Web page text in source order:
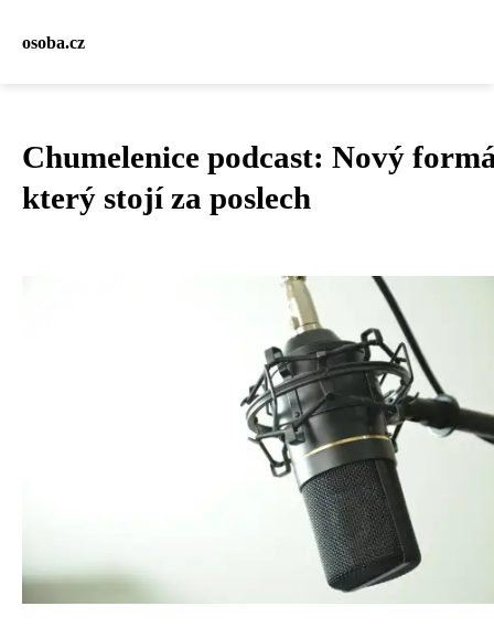
osoba.cz
Chumelenice podcast: Nový
který stojí za poslech